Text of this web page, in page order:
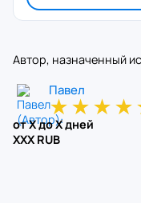
Автор, назначенный
Павел
★★★★
от X до X дней
XXX RUB